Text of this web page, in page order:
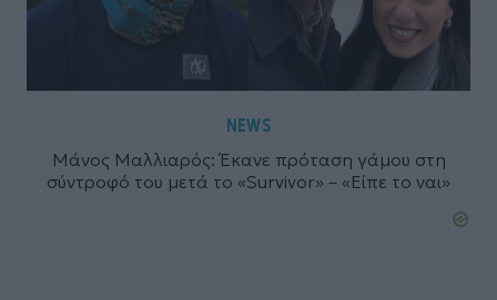
NEWS
Μάνος Μαλλιαρός: Έκανε πρόταση γάμου στη
σύντροφό του μετά το «Survivor» – «Είπε το ναι»